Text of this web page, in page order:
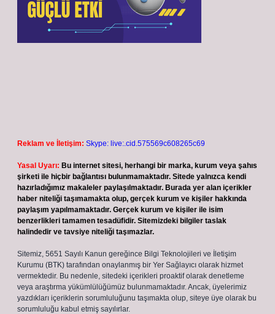
Reklam ve İletişim: Skype: live:.cid.575569c608265c69
Yasal Uyarı: Bu internet sitesi, herhangi bir marka, kurum veya şahıs
şirketi ile hiçbir bağlantısı bulunmamaktadır. Sitede yalnızca kendi
hazırladığımız makaleler paylaşılmaktadır. Burada yer alan içerikler
haber niteliği taşımamakta olup, gerçek kurum ve kişiler hakkında
paylaşım yapılmamaktadır. Gerçek kurum ve kişiler ile isim
benzerlikleri tamamen tesadüfidir. Sitemizdeki bilgiler taslak
halindedir ve tavsiye niteliği taşımazlar.
Sitemiz, 5651 Sayılı Kanun gereğince Bilgi Teknolojileri ve İletişim
Kurumu (BTK) tarafından onaylanmış bir Yer Sağlayıcı olarak hizmet
vermektedir. Bu nedenle, sitedeki içerikleri proaktif olarak denetleme
veya araştırma yükümlülüğümüz bulunmamaktadır. Ancak, üyelerimiz
yazdıkları içeriklerin sorumluluğunu taşımakta olup, siteye üye olarak bu
sorumluluğu kabul etmiş sayılırlar.